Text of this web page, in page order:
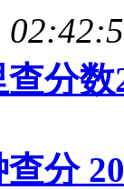
分
分